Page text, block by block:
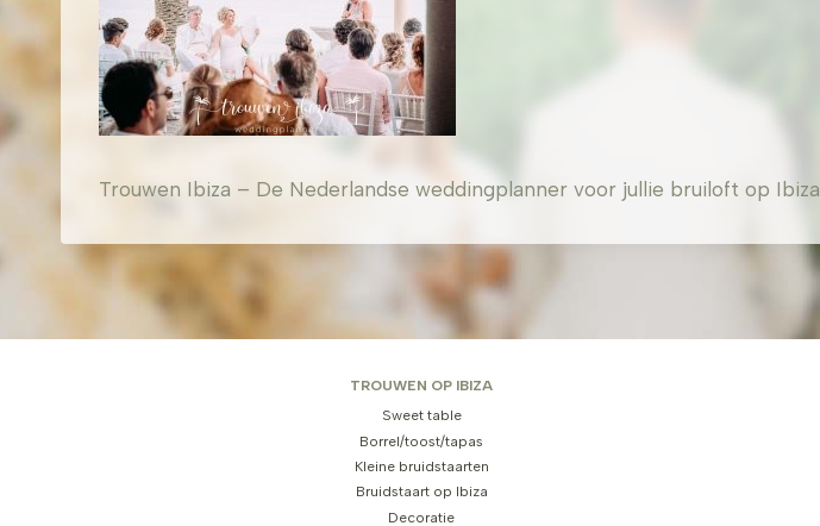
Trouwen Ibiza – De Nederlandse weddingplanner voor jullie bruiloft op Ibiza
TROUWEN OP IBIZA
Sweet table
Borrel/toost/tapas
Kleine bruidstaarten
Bruidstaart op Ibiza
Decoratie